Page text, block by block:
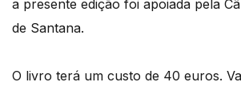
a presente edição foi apoiada pela
de Santana.
O livro terá um custo de 40 euros.